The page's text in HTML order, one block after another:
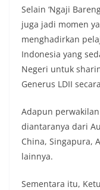
Selain ‘Ngaji
juga jadi momen
menghadirkan
Indonesia yang
Negeri untuk
Generus LDII
Adapun
diantaranya dari
China, Singapura,
lainnya.
Sementara itu,